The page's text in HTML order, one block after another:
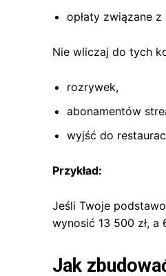
opłaty związane
Nie wliczaj do tych
rozrywek,
abonamentów
wyjść do
Przykład:
Jeśli Twoje
wynosić 13 500 zł, a
Jak